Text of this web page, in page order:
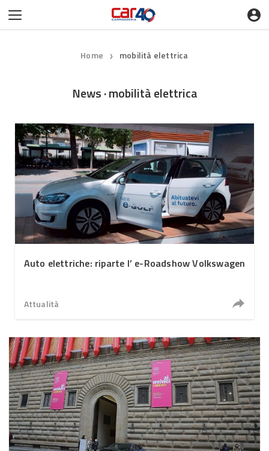
Home ❯ mobilità elettrica
News · mobilità elettrica
Auto elettriche: riparte l’ e-Roadshow Volkswagen
Attualità